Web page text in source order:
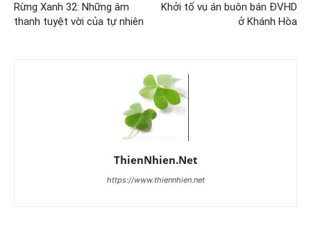
Rừng Xanh 32: Những âm
thanh tuyệt vời của tự nhiên
Khởi tố vụ án buôn bán ĐVHD
ở Khánh Hòa
ThienNhien.Net
https://www.thiennhien.net